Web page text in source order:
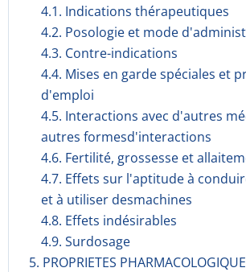
4.1. Indications thérapeutiques
4.2. Posologie et mode
4.3. Contre-indications
4.4. Mises en garde spéciales et
d'emploi
4.5. Interactions avec d'autres
autres formesd'interactions
4.6. Fertilité, grossesse et
4.7. Effets sur l'aptitude à
et à utiliser desmachines
4.8. Effets indésirables
4.9. Surdosage
5. PROPRIETES